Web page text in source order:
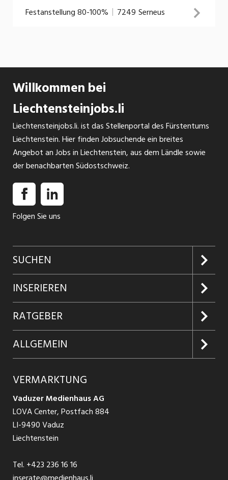
Arbeitsvorbereitung (AVOR) und Produktion
Festanstellung80-100% 7249 Serneus
Programmieren, Einrichten und Bedienen von 3-
Achs CNC-Fräsmaschinen und von modernen CNC-
Drehmaschinen Bohren, Drehen und Fräsen von
anspruchsvollen Einzel- und Serienteilen nach
technischen Zeichnungen
INSERAT ANSEHEN
Willkommen bei
Liechtensteinjobs.li
Liechtensteinjobs.li. ist das Stellenportal des Fürstentums
Liechtenstein. Hier finden Jobsuchende ein breites
Angebot an Jobs in Liechtenstein, aus dem Ländle sowie
der benachbarten Südostschweiz.
Folgen Sie uns
SUCHEN
Jobs suchen
Jobabo
Firmen entdecken
Jobs in Graubünden
Jobs in St. Gallen
Jobs in Glarus
Jobs in der Südostschweiz
INSERIEREN
Kundenlogin
Inserieren
Produkte
Schnittstelle
RATGEBER
Glossar
Ratgeber Bewerbung / Rekrutierung
ALLGEMEIN
AGB
Datenschutzbestimmungen
Nutzungsbedingungen
Impressum
VERMARKTUNG
Vaduzer Medienhaus AG
LOVA Center, Postfach 884
LI-9490 Vaduz
Liechtenstein
Tel. +423 236 16 16